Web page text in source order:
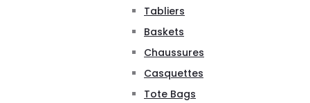
Tabliers
Baskets
Chaussures
Casquettes
Tote Bags